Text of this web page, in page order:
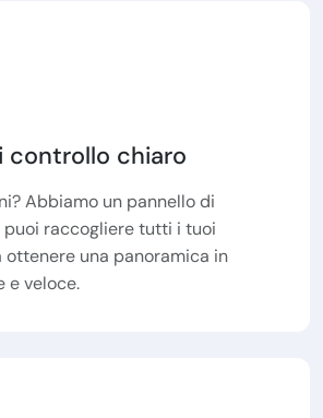
controllo chiaro
Abbiamo un pannello di
puoi raccogliere tutti i tuoi
ottenere una panoramica in
e veloce.